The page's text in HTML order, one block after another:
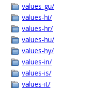
values-gu/
values-hi/
values-hr/
values-hu/
values-hy/
values-in/
values-is/
values-it/